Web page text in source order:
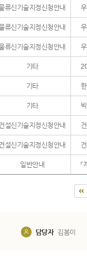
류신기술지정신청안내
류신기술지정신청안내
류신기술지정신청안내
기타
기타
기타
설신기술지정신청안내
설신기술지정신청안내
일반안내
담당자 김봄이